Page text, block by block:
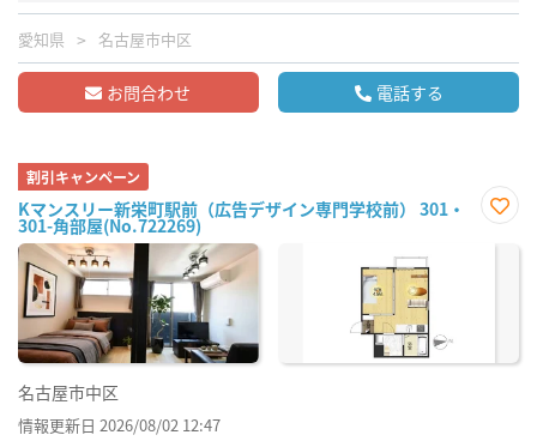
愛知県 名古屋市中区
お問合わせ 電話する
割引キャンペーン
Kマンスリー新栄町駅前（広告デザイン専門学校前） 301・
301-角部屋(No.722269)
に入
名古屋市中区
情報更新日 2026/08/02 12:47